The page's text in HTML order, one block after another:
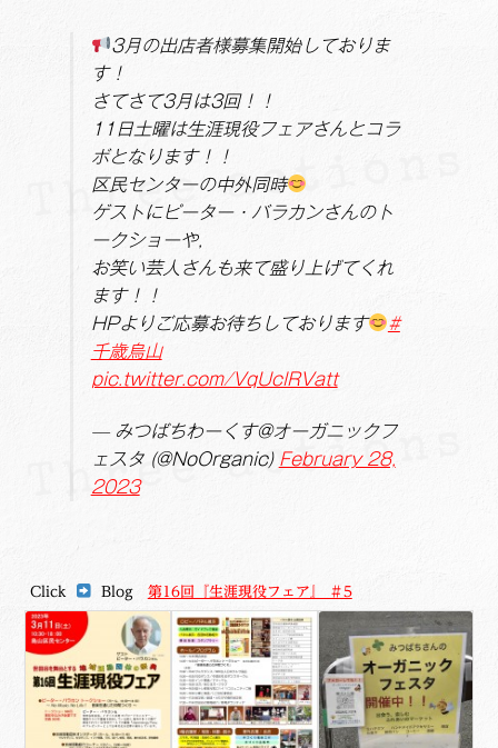
3月の出店者様募集開始しておりま
す！
さてさて3月は3回！！
11日土曜は生涯現役フェアさんとコラ
ボとなります！！
区民センターの中外同時
ゲストにピーター・バラカンさんのト
ークショーや,
お笑い芸人さんも来て盛り上げてくれ
ます！！
HPよりご応募お待ちしております
#
千歳烏山
pic.twitter.com/VqUclRVatt
— みつばちわーくす@オーガニックフ
ェスタ (@NoOrganic) February 28,
2023
Click Blog 第16回『生涯現役フェア』 ＃5